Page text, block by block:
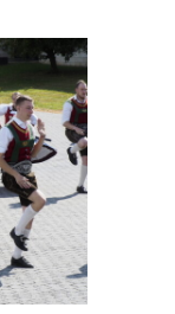
amtlich
–
wie noch nie
1. FC Köln